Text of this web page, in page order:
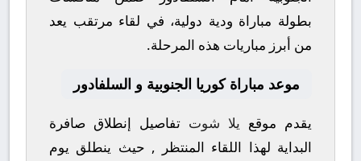
بطولة مباراة ودية دولية، في لقاء مرتقب يعد
من أبرز مباريات هذه المرحلة.
موعد مباراة كوريا الجنوبية و السلفادور
يقدم موقع يلا شوت تفاصيل إنطلاق صافرة
البداية لهذا اللقاء المنتظر , حيث ينطلق يوم